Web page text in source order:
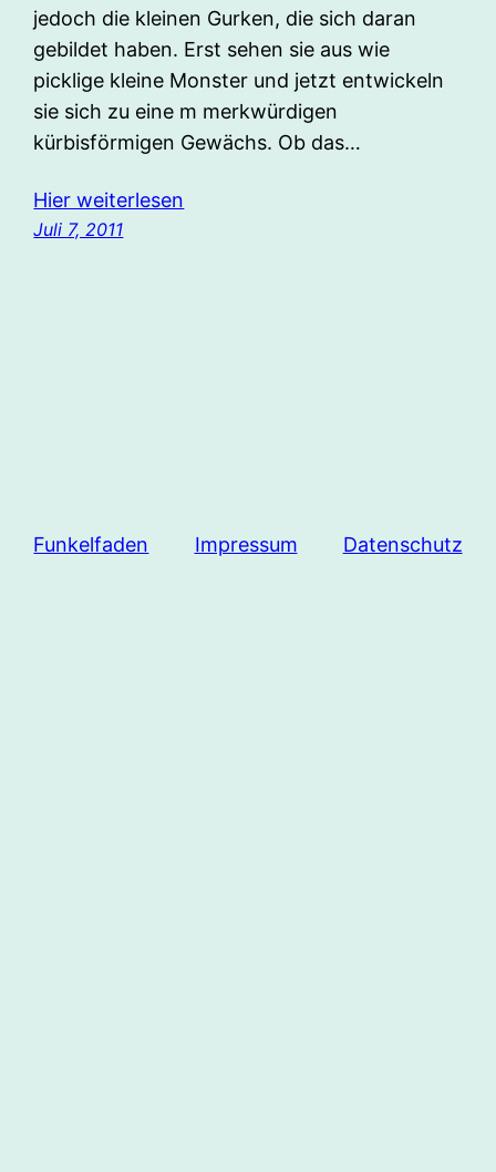
jedoch die kleinen Gurken, die sich daran
gebildet haben. Erst sehen sie aus wie
picklige kleine Monster und jetzt entwickeln
sie sich zu eine m merkwürdigen
kürbisförmigen Gewächs. Ob das…
Hier weiterlesen
Juli 7, 2011
Funkelfaden Impressum Datenschutz